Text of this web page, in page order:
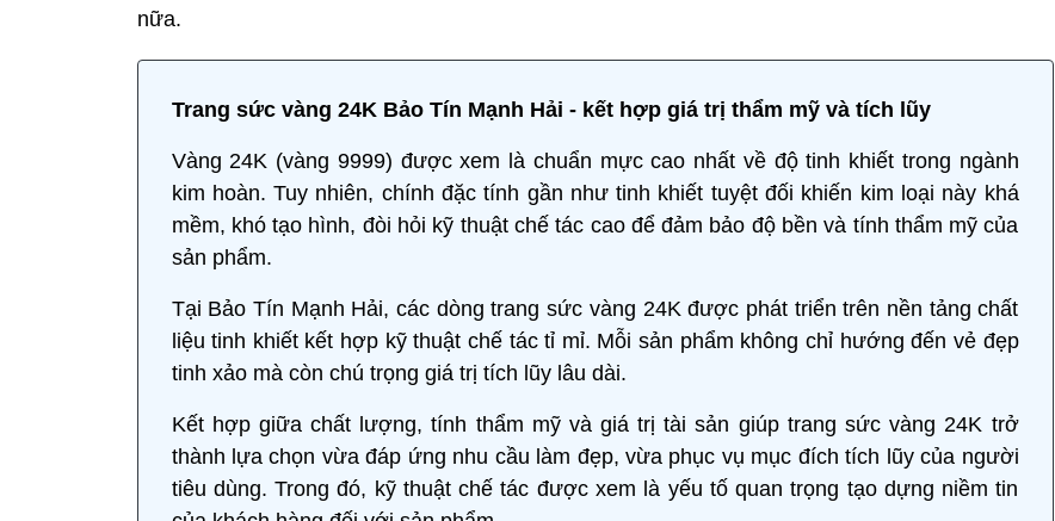
nữa.
Trang sức vàng 24K Bảo Tín Mạnh Hải - kết hợp giá trị thẩm mỹ và tích lũy
Vàng 24K (vàng 9999) được xem là chuẩn mực cao nhất về độ tinh khiết trong ngành
kim hoàn. Tuy nhiên, chính đặc tính gần như tinh khiết tuyệt đối khiến kim loại này khá
mềm, khó tạo hình, đòi hỏi kỹ thuật chế tác cao để đảm bảo độ bền và tính thẩm mỹ của
sản phẩm.
Tại Bảo Tín Mạnh Hải, các dòng trang sức vàng 24K được phát triển trên nền tảng chất
liệu tinh khiết kết hợp kỹ thuật chế tác tỉ mỉ. Mỗi sản phẩm không chỉ hướng đến vẻ đẹp
tinh xảo mà còn chú trọng giá trị tích lũy lâu dài.
Kết hợp giữa chất lượng, tính thẩm mỹ và giá trị tài sản giúp trang sức vàng 24K trở
thành lựa chọn vừa đáp ứng nhu cầu làm đẹp, vừa phục vụ mục đích tích lũy của người
tiêu dùng. Trong đó, kỹ thuật chế tác được xem là yếu tố quan trọng tạo dựng niềm tin